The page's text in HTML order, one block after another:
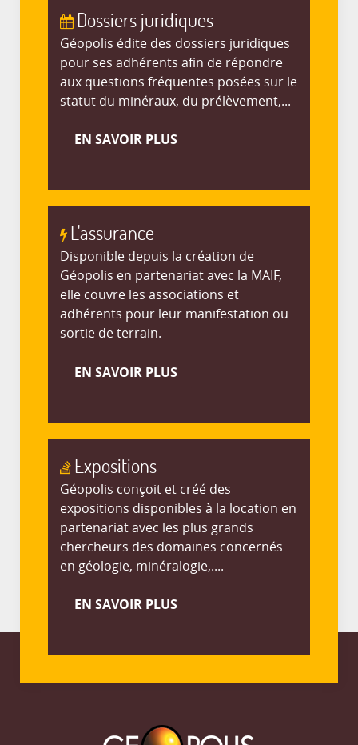
Dossiers juridiques
Géopolis édite des dossiers juridiques
pour ses adhérents afin de répondre
aux questions fréquentes posées sur le
statut du minéraux, du prélèvement,...
EN SAVOIR PLUS
L'assurance
Disponible depuis la création de
Géopolis en partenariat avec la MAIF,
elle couvre les associations et
adhérents pour leur manifestation ou
sortie de terrain.
EN SAVOIR PLUS
Expositions
Géopolis conçoit et créé des
expositions disponibles à la location en
partenariat avec les plus grands
chercheurs des domaines concernés
en géologie, minéralogie,....
EN SAVOIR PLUS